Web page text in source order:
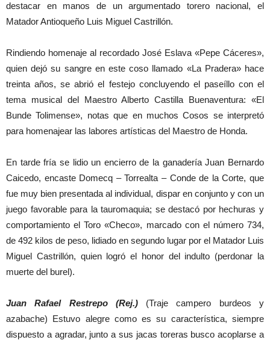
destacar en manos de un argumentado torero nacional, el
Matador Antioqueño Luis Miguel Castrillón.
Rindiendo homenaje al recordado José Eslava «Pepe Cáceres»,
quien dejó su sangre en este coso llamado «La Pradera» hace
treinta años, se abrió el festejo concluyendo el paseíllo con el
tema musical del Maestro Alberto Castilla Buenaventura: «El
Bunde Tolimense», notas que en muchos Cosos se interpretó
para homenajear las labores artísticas del Maestro de Honda.
En tarde fría se lidio un encierro de la ganadería Juan Bernardo
Caicedo, encaste Domecq – Torrealta – Conde de la Corte, que
fue muy bien presentada al individual, dispar en conjunto y con un
juego favorable para la tauromaquia; se destacó por hechuras y
comportamiento el Toro «Checo», marcado con el número 734,
de 492 kilos de peso, lidiado en segundo lugar por el Matador Luis
Miguel Castrillón, quien logró el honor del indulto (perdonar la
muerte del burel).
Juan Rafael Restrepo (Rej.)(Traje campero burdeos y
azabache) Estuvo alegre como es su característica, siempre
dispuesto a agradar, junto a sus jacas toreras busco acoplarse a